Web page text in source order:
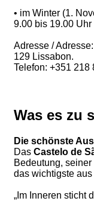
• im Winter (1.
9.00 bis 19.00
Adresse /
129 Lissabon.
Telefon: +351 218
Was es zu
Die schönste
Das Castelo de
Bedeutung,
das wichtigste
„Im Inneren sticht